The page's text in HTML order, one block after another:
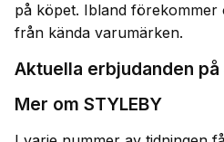
på köpet. Ibland
från kända varumärken.
Aktuella erbjudanden på
Mer om STYLEBY